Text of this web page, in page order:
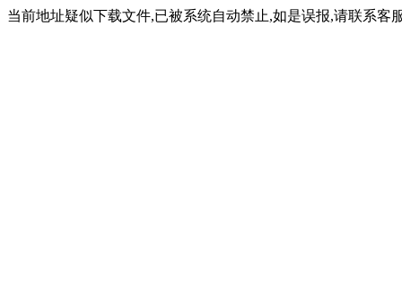
当前地址疑似下载文件,已被系统自动禁止,如是误报,请联系客